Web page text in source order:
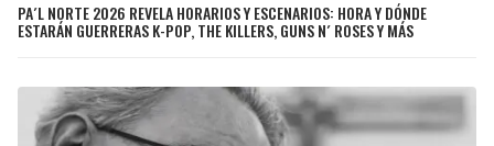
PA´L NORTE 2026 REVELA HORARIOS Y ESCENARIOS: HORA Y DÓNDE
ESTARÁN GUERRERAS K-POP, THE KILLERS, GUNS N´ ROSES Y MÁS